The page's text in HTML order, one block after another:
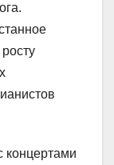
концертами